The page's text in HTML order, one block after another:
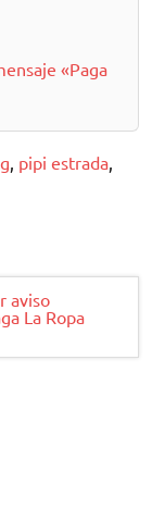
«Paga
, pipi estrada,
aviso
La Ropa